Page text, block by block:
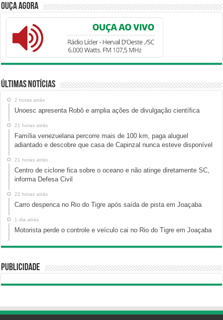
Ouça Agora
Últimas Notícias
2 horas atrás
Unoesc apresenta Robô e amplia ações de divulgação científica
21 horas atrás
Família venezuelana percorre mais de 100 km, paga aluguel
adiantado e descobre que casa de Capinzal nunca esteve disponível
21 horas atrás
Centro de ciclone fica sobre o oceano e não atinge diretamente SC,
informa Defesa Civil
22 horas atrás
Carro despenca no Rio do Tigre após saída de pista em Joaçaba
1 dia atrás
Motorista perde o controle e veículo cai no Rio do Tigre em Joaçaba
Publicidade